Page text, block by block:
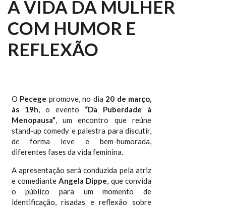
A VIDA DA MULHER
COM HUMOR E
REFLEXÃO
O Pecege promove, no dia 20 de março,
às 19h, o evento “Da Puberdade à
Menopausa”, um encontro que reúne
stand-up comedy e palestra para discutir,
de forma leve e bem-humorada,
diferentes fases da vida feminina.
A apresentação será conduzida pela atriz
e comedianteAngela Dippe, que convida
o público para um momento de
identificação, risadas e reflexão sobre